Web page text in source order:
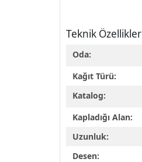
Teknik Özellikler
Oda:
Kağıt Türü:
Katalog:
Kapladığı Alan:
Uzunluk:
Desen: